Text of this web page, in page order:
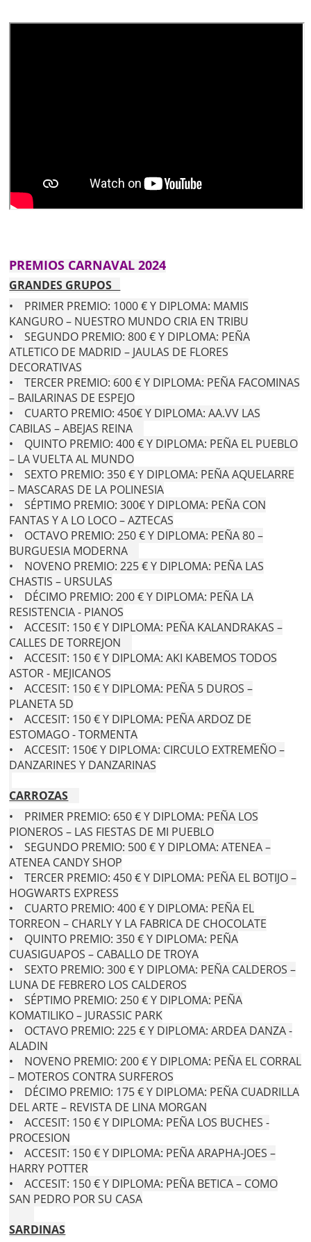
PREMIOS CARNAVAL 2024
GRANDES GRUPOS
• PRIMER PREMIO: 1000 € Y DIPLOMA: MAMIS
KANGURO – NUESTRO MUNDO CRIA EN TRIBU
• SEGUNDO PREMIO: 800 € Y DIPLOMA: PEÑA
ATLETICO DE MADRID – JAULAS DE FLORES
DECORATIVAS
• TERCER PREMIO: 600 € Y DIPLOMA: PEÑA FACOMINAS
– BAILARINAS DE ESPEJO
• CUARTO PREMIO: 450€ Y DIPLOMA: AA.VV LAS
CABILAS – ABEJAS REINA
• QUINTO PREMIO: 400 € Y DIPLOMA: PEÑA EL PUEBLO
– LA VUELTA AL MUNDO
• SEXTO PREMIO: 350 € Y DIPLOMA: PEÑA AQUELARRE
– MASCARAS DE LA POLINESIA
• SÉPTIMO PREMIO: 300€ Y DIPLOMA: PEÑA CON
FANTAS Y A LO LOCO – AZTECAS
• OCTAVO PREMIO: 250 € Y DIPLOMA: PEÑA 80 –
BURGUESIA MODERNA
• NOVENO PREMIO: 225 € Y DIPLOMA: PEÑA LAS
CHASTIS – URSULAS
• DÉCIMO PREMIO: 200 € Y DIPLOMA: PEÑA LA
RESISTENCIA - PIANOS
• ACCESIT: 150 € Y DIPLOMA: PEÑA KALANDRAKAS –
CALLES DE TORREJON
• ACCESIT: 150 € Y DIPLOMA: AKI KABEMOS TODOS
ASTOR - MEJICANOS
• ACCESIT: 150 € Y DIPLOMA: PEÑA 5 DUROS –
PLANETA 5D
• ACCESIT: 150 € Y DIPLOMA: PEÑA ARDOZ DE
ESTOMAGO - TORMENTA
• ACCESIT: 150€ Y DIPLOMA: CIRCULO EXTREMEÑO –
DANZARINES Y DANZARINAS
CARROZAS
• PRIMER PREMIO: 650 € Y DIPLOMA: PEÑA LOS
PIONEROS – LAS FIESTAS DE MI PUEBLO
• SEGUNDO PREMIO: 500 € Y DIPLOMA: ATENEA –
ATENEA CANDY SHOP
• TERCER PREMIO: 450 € Y DIPLOMA: PEÑA EL BOTIJO –
HOGWARTS EXPRESS
• CUARTO PREMIO: 400 € Y DIPLOMA: PEÑA EL
TORREON – CHARLY Y LA FABRICA DE CHOCOLATE
• QUINTO PREMIO: 350 € Y DIPLOMA: PEÑA
CUASIGUAPOS – CABALLO DE TROYA
• SEXTO PREMIO: 300 € Y DIPLOMA: PEÑA CALDEROS –
LUNA DE FEBRERO LOS CALDEROS
• SÉPTIMO PREMIO: 250 € Y DIPLOMA: PEÑA
KOMATILIKO – JURASSIC PARK
• OCTAVO PREMIO: 225 € Y DIPLOMA: ARDEA DANZA -
ALADIN
• NOVENO PREMIO: 200 € Y DIPLOMA: PEÑA EL CORRAL
– MOTEROS CONTRA SURFEROS
• DÉCIMO PREMIO: 175 € Y DIPLOMA: PEÑA CUADRILLA
DEL ARTE – REVISTA DE LINA MORGAN
• ACCESIT: 150 € Y DIPLOMA: PEÑA LOS BUCHES -
PROCESION
• ACCESIT: 150 € Y DIPLOMA: PEÑA ARAPHA-JOES –
HARRY POTTER
• ACCESIT: 150 € Y DIPLOMA: PEÑA BETICA – COMO
SAN PEDRO POR SU CASA
SARDINAS